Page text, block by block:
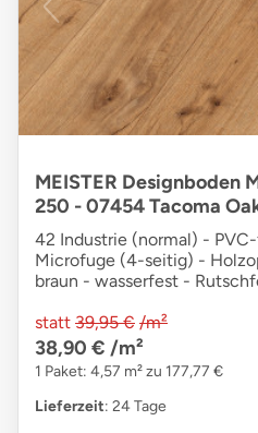
MEISTER Designboden
250 - 07454 Tacoma
42 Industrie (normal) -
Microfuge (4-seitig) -
braun - wasserfest -
statt 39,95 € /m²
38,90 € /m²
1 Paket: 4,57 m² zu 177,77 €
Lieferzeit: 24 Tage